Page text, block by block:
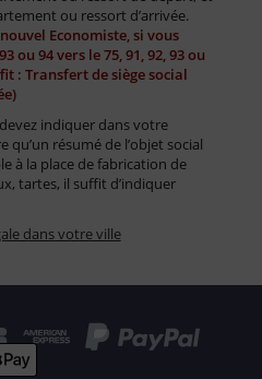
ou ressort d’arrivée.
Economiste, si vous
ou 94 vers le 75, 91, 92, 93 ou
: Transfert de siège social
indiquer dans votre
qu’un résumé de l’objet social
à la place de fabrication de
tartes, il suffit d’indiquer
dans votre ville